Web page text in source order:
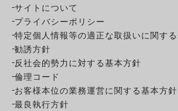
サイトについて
プライバシーポリシー
特定個人情報等の適正な取扱いに関す
勧誘方針
反社会的勢力に対する基本方針
倫理コード
お客様本位の業務運営に関する基本方針
最良執行方針